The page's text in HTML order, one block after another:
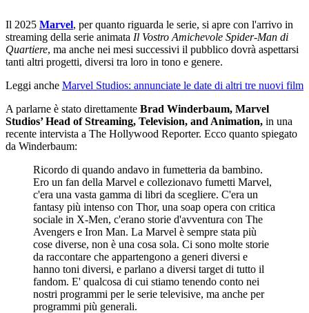
Il 2025 Marvel, per quanto riguarda le serie, si apre con l'arrivo in
streaming della serie animata Il Vostro Amichevole Spider-Man di
Quartiere, ma anche nei mesi successivi il pubblico dovrà aspettarsi
tanti altri progetti, diversi tra loro in tono e genere.
Leggi anche Marvel Studios: annunciate le date di altri tre nuovi film
A parlarne è stato direttamente Brad Winderbaum, Marvel
Studios’ Head of Streaming, Television, and Animation, in una
recente intervista a The Hollywood Reporter. Ecco quanto spiegato
da Winderbaum:
Ricordo di quando andavo in fumetteria da bambino.
Ero un fan della Marvel e collezionavo fumetti Marvel,
c'era una vasta gamma di libri da scegliere. C'era un
fantasy più intenso con Thor, una soap opera con critica
sociale in X-Men, c'erano storie d'avventura con The
Avengers e Iron Man. La Marvel è sempre stata più
cose diverse, non è una cosa sola. Ci sono molte storie
da raccontare che appartengono a generi diversi e
hanno toni diversi, e parlano a diversi target di tutto il
fandom. E' qualcosa di cui stiamo tenendo conto nei
nostri programmi per le serie televisive, ma anche per
programmi più generali.